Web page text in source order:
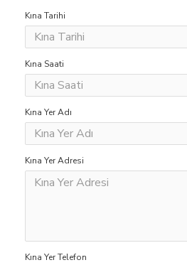
Kına Tarihi
Kına Saati
Kına Yer Adı
Kına Yer Adresi
Kına Yer Telefon